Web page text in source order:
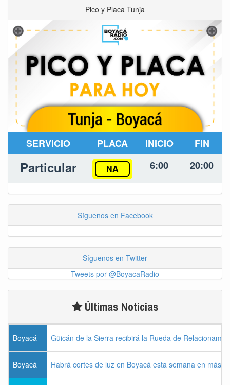
Pico y Placa Tunja
SERVICIO PLACA INICIO FIN
Particular NA 6:00 20:00
Síguenos en Facebook
Síguenos en Twitter
Tweets por @BoyacaRadio
Últimas Noticias
Boyacá Güicán de la Sierra recibirá la Rueda de
Boyacá Habrá cortes de luz en Boyacá esta semana en más